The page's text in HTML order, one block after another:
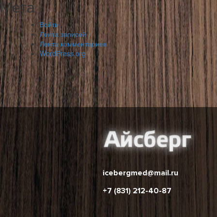
Мета
Войти
Лента записей
Лента комментариев
WordPress.org
icebergmed@mail.ru
+7 (831) 212-40-87